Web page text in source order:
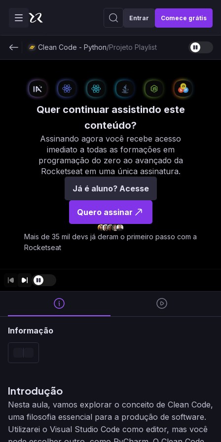
Entrar Comece grátis
Clean Code - Python/Projeto Playlist
Quer continuar assistindo este
conteúdo?
Assinando agora você recebe acesso
imediato a todas as formações em
programação do zero ao avançado da
Rocketseat em uma única assinatura.
Já é aluno? Acesse
Quero assinar
Mais de 35 mil devs já deram o primeiro passo com a
Rocketseat
Informação
Introdução
Nesta aula, vamos explorar o conceito de Clean Code,
uma filosofia essencial para a produção de software.
Utilizarei o Visual Studio Code como editor, mas você